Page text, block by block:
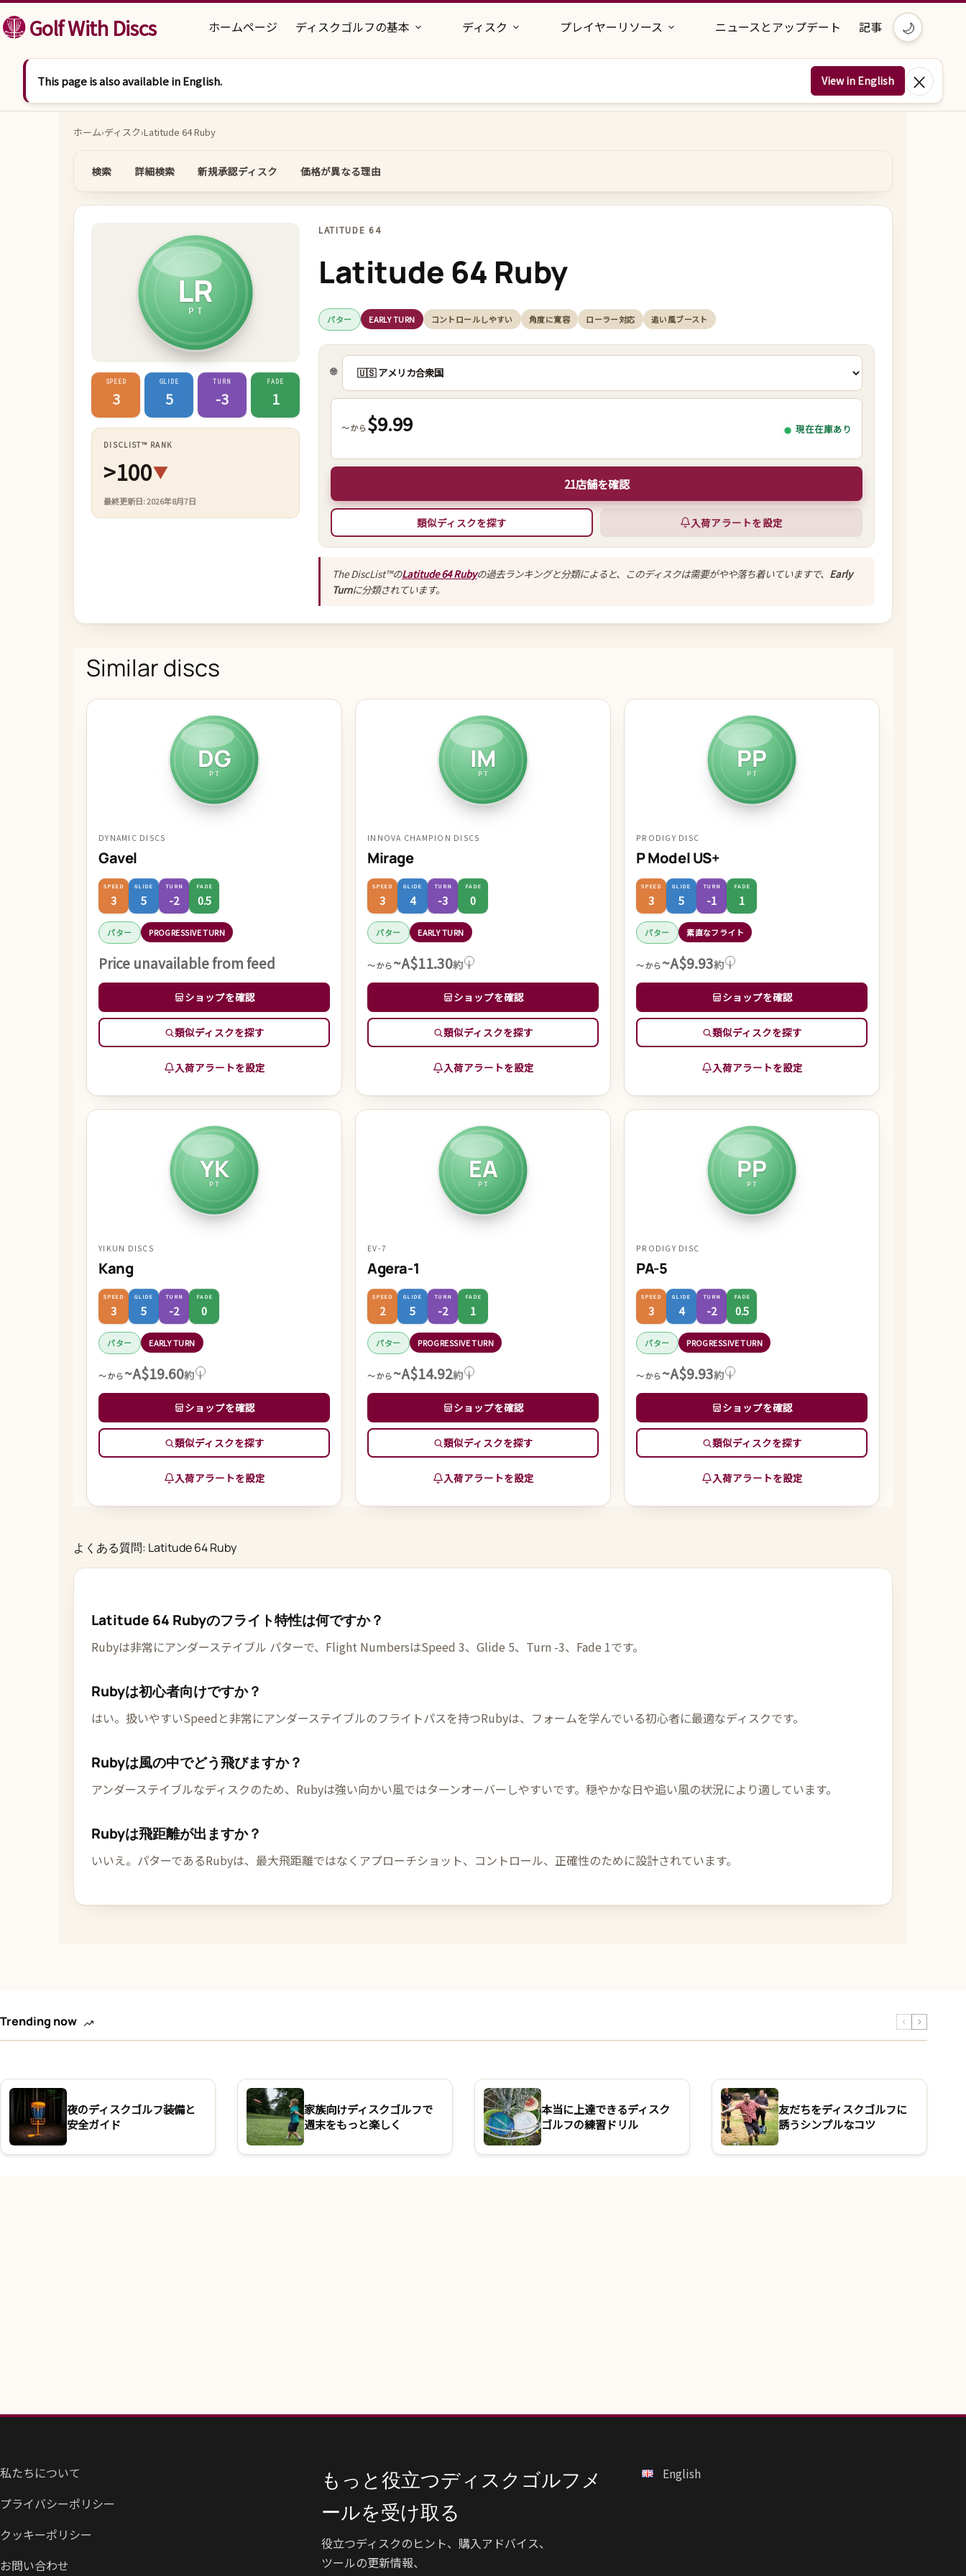
コンテンツへスキップ
Golf With Discs ホームページ ディスクゴルフの基本 ディスク プレイヤーリソース ニュースとアップデート 記事 🌙
This page is also available in English. View in English ×
ホーム›ディスク›Latitude 64 Ruby
検索 詳細検索 新規承認ディスク 価格が異なる理由
LR
PT
SPEED
3
GLIDE
5
TURN
-3
FADE
1
DISCLIST™ RANK
>100▼
最終更新日: 2026年8月7日
LATITUDE 64
Latitude 64 Ruby
パター EARLY TURN コントロールしやすい 角度に寛容 ローラー対応 追い風ブースト
🌐
～から$9.99 現在在庫あり
21店舗を確認
類似ディスクを探す 入荷アラートを設定
The DiscList™のLatitude 64 Rubyの過去ランキングと分類によると、このディスクは需要がやや落ち着いていますで、 Early
Turnに分類されています。
Similar discs
DG
PT
DYNAMIC DISCS
Gavel
SPEED
3
GLIDE
5
TURN
-2
FADE
0.5
パター PROGRESSIVE TURN
Price unavailable from feed
ショップを確認
類似ディスクを探す
入荷アラートを設定
IM
PT
INNOVA CHAMPION DISCS
Mirage
SPEED
3
GLIDE
4
TURN
-3
FADE
0
パター EARLY TURN
～から~A$11.30約 i
ショップを確認
類似ディスクを探す
入荷アラートを設定
PP
PT
PRODIGY DISC
P Model US+
SPEED
3
GLIDE
5
TURN
-1
FADE
1
パター 素直なフライト
～から~A$9.93約 i
ショップを確認
類似ディスクを探す
入荷アラートを設定
YK
PT
YIKUN DISCS
Kang
SPEED
3
GLIDE
5
TURN
-2
FADE
0
パター EARLY TURN
～から~A$19.60約 i
ショップを確認
類似ディスクを探す
入荷アラートを設定
EA
PT
EV-7
Agera-1
SPEED
2
GLIDE
5
TURN
-2
FADE
1
パター PROGRESSIVE TURN
～から~A$14.92約 i
ショップを確認
類似ディスクを探す
入荷アラートを設定
PP
PT
PRODIGY DISC
PA-5
SPEED
3
GLIDE
4
TURN
-2
FADE
0.5
パター PROGRESSIVE TURN
～から~A$9.93約 i
ショップを確認
類似ディスクを探す
入荷アラートを設定
よくある質問: Latitude 64 Ruby
Latitude 64 Rubyのフライト特性は何ですか？
Rubyは非常にアンダーステイブル パターで、Flight NumbersはSpeed 3、Glide 5、Turn -3、Fade 1です。
Rubyは初心者向けですか？
はい。扱いやすいSpeedと非常にアンダーステイブルのフライトパスを持つRubyは、フォームを学んでいる初心者に最適なディスクです。
Rubyは風の中でどう飛びますか？
アンダーステイブルなディスクのため、Rubyは強い向かい風ではターンオーバーしやすいです。穏やかな日や追い風の状況により適しています。
Rubyは飛距離が出ますか？
いいえ。パターであるRubyは、最大飛距離ではなくアプローチショット、コントロール、正確性のために設計されています。
Trending now
夜のディスクゴルフ装備と
安全ガイド
家族向けディスクゴルフで
週末をもっと楽しく
本当に上達できるディスク
ゴルフの練習ドリル
友だちをディスクゴルフに
誘うシンプルなコツ
私たちについて
プライバシーポリシー
クッキーポリシー
お問い合わせ
もっと役立つディスクゴルフメ
ールを受け取る
役立つディスクのヒント、購入アドバイス、
ツールの更新情報、
English